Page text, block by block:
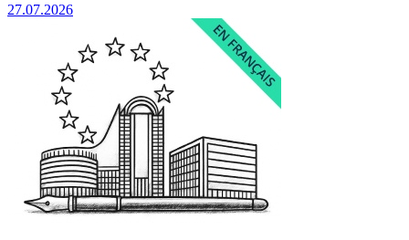
27.07.2026